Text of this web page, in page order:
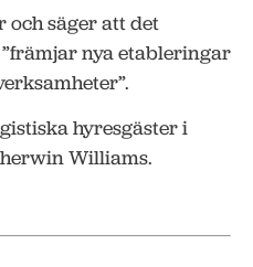
och säger att det
nya etableringar
hyresgäster i
Williams.